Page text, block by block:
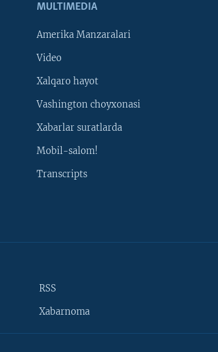
MULTIMEDIA
Amerika Manzaralari
Video
Xalqaro hayot
Vashington choyxonasi
Xabarlar suratlarda
Mobil-salom!
Transcripts
RSS
Xabarnoma